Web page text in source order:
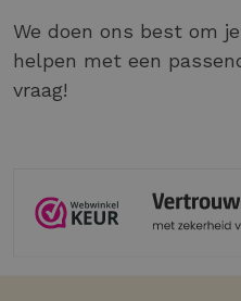
We doen ons best om
helpen met een
vraag!